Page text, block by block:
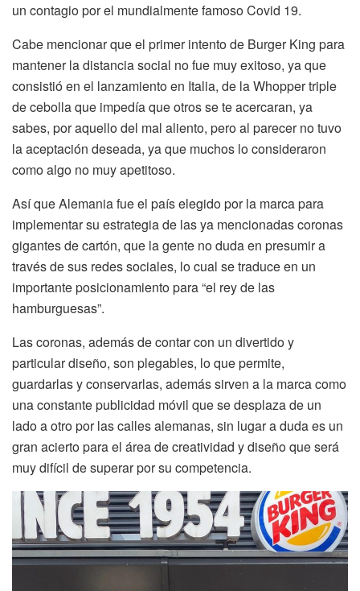
un contagio por el mundialmente famoso Covid 19.
Cabe mencionar que el primer intento de Burger King para
mantener la distancia social no fue muy exitoso, ya que
consistió en el lanzamiento en Italia, de la Whopper triple
de cebolla que impedía que otros se te acercaran, ya
sabes, por aquello del mal aliento, pero al parecer no tuvo
la aceptación deseada, ya que muchos lo consideraron
como algo no muy apetitoso.
Así que Alemania fue el país elegido por la marca para
implementar su estrategia de las ya mencionadas coronas
gigantes de cartón, que la gente no duda en presumir a
través de sus redes sociales, lo cual se traduce en un
importante posicionamiento para “el rey de las
hamburguesas”.
Las coronas, además de contar con un divertido y
particular diseño, son plegables, lo que permite,
guardarlas y conservarlas, además sirven a la marca como
una constante publicidad móvil que se desplaza de un
lado a otro por las calles alemanas, sin lugar a duda es un
gran acierto para el área de creatividad y diseño que será
muy difícil de superar por su competencia.